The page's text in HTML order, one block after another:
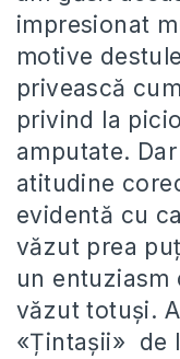
impresionat
motive
privească
privind la
amputate.
atitudine
evidentă cu
văzut prea
un entuziasm
văzut totuși.
«Țintașii» de